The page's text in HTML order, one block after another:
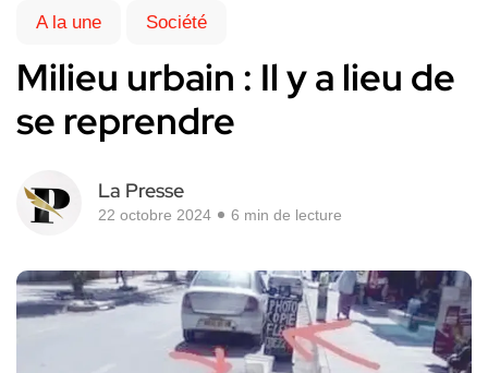
A la une Société
Milieu urbain : Il y a lieu de
se reprendre
La Presse
22 octobre 2024 6 min de lecture